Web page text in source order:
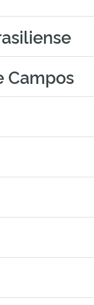
Campos